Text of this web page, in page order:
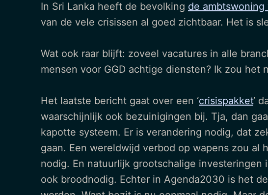
In Sri Lanka heeft de bevolking de
van de vele crisissen al goed zichtbaar. Het is
Wat ook raar blijft: zoveel vacatures in alle
mensen voor GGD achtige diensten? Ik zou
Het laatste bericht gaat over een ‘crisispakket‘
waarschijnlijk ook bezuinigingen bij. Tja, dan
kapotte systeem. Er is verandering nodig, dat
gaan. Een wereldwijd verbod op wapens zou
nodig. En natuurlijk grootschalige
ook broodnodig. Echter in Agenda2030 is het